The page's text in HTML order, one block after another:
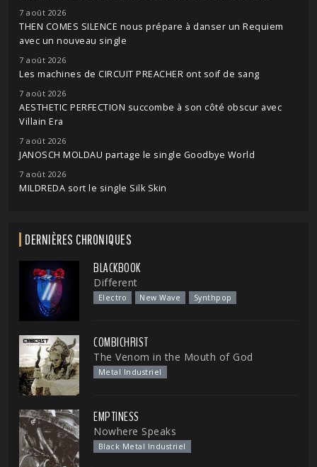
7 août 2026
THEN COMES SILENCE nous prépare à danser un Requiem
avec un nouveau single
7 août 2026
Les machines de CIRCUIT PREACHER ont soif de sang
7 août 2026
AESTHETIC PERFECTION succombe à son côté obscur avec
Villain Era
7 août 2026
JANOSCH MOLDAU partage le single Goodbye World
7 août 2026
MILDREDA sort le single Silk Skin
DERNIÈRES CHRONIQUES
BLACKBOOK
Different
Electro New Wave Synthpop
COMBICHRIST
The Venom in the Mouth of God
Metal Industriel
EMPTINESS
Nowhere Speaks
Black Metal Industriel